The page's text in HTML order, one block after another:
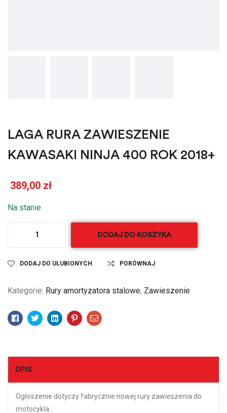
LAGA RURA ZAWIESZENIE
KAWASAKI NINJA 400 ROK 2018+
389,00 zł
Na stanie
DODAJ DO KOSZYKA
DODAJ DO ULUBIONYCH PORÓWNAJ
Kategorie: Rury amortyzatora stalowe, Zawieszenie
Facebook
TwitterLinkedinPinterestEmail
OPIS
Ogłoszenie dotyczy fabrycznie nowej rury zawieszenia do
motocykla :